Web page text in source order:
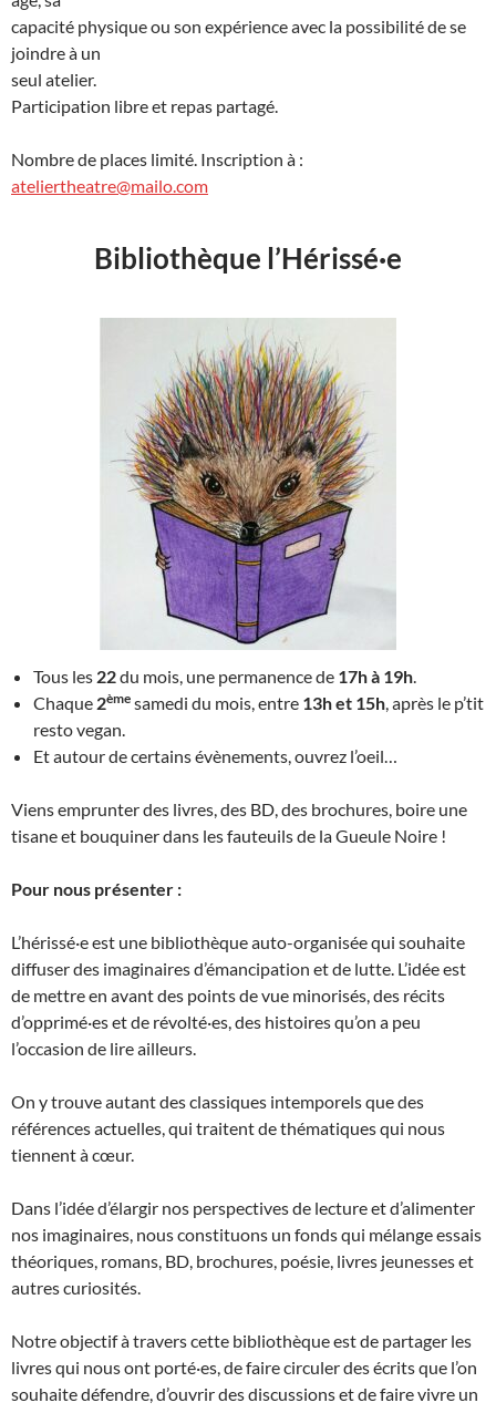
capacité physique ou son expérience avec la possibilité de se
joindre à un
seul atelier.
Participation libre et repas partagé.
Nombre de places limité. Inscription à :
ateliertheatre@mailo.com
Bibliothèque l’Hérissé·e
Tous les 22du mois, une permanence de 17h à 19h.
Chaque 2ème samedi du mois, entre 13h et 15h, après le p’tit
resto vegan.
Et autour de certains évènements, ouvrez l’oeil…
Viens emprunter des livres, des BD, des brochures, boire une
tisane et bouquiner dans les fauteuils de la Gueule Noire !
Pour nous présenter :
L’hérissé·e est une bibliothèque auto-organisée qui souhaite
diffuser des imaginaires d’émancipation et de lutte. L’idée est
de mettre en avant des points de vue minorisés, des récits
d’opprimé·es et de révolté·es, des histoires qu’on a peu
l’occasion de lire ailleurs.
On y trouve autant des classiques intemporels que des
références actuelles, qui traitent de thématiques qui nous
tiennent à cœur.
Dans l’idée d’élargir nos perspectives de lecture et d’alimenter
nos imaginaires, nous constituons un fonds qui mélange essais
théoriques, romans, BD, brochures, poésie, livres jeunesses et
autres curiosités.
Notre objectif à travers cette bibliothèque est de partager les
livres qui nous ont porté·es, de faire circuler des écrits que l’on
souhaite défendre, d’ouvrir des discussions et de faire vivre un